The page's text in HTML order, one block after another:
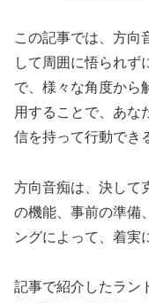
この記事では、方向
して周囲に悟られず
で、様々な角度から
用することで、あな
信を持って行動でき
方向音痴は、決して
の機能、事前の準備
ングによって、着実
記事で紹介したラン